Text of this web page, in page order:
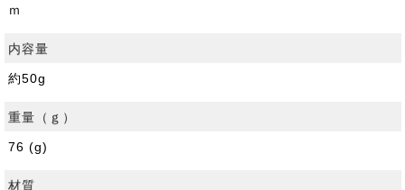
ｍ
内容量
約50g
重量（ｇ）
76 (g)
材質